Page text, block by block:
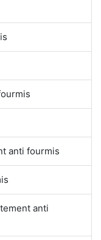
anti fourmis
anti